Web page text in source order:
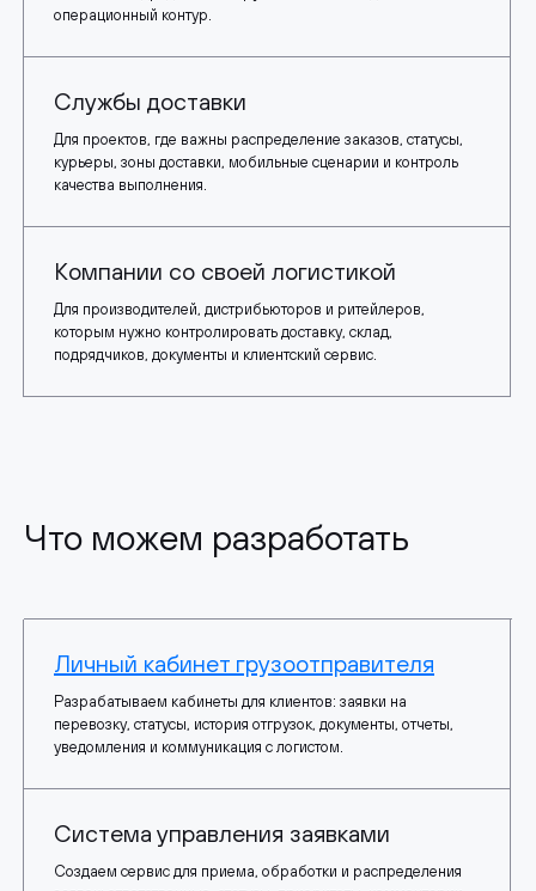
операционный контур.
Службы доставки
Для проектов, где важны распределение заказов, статусы,
курьеры, зоны доставки, мобильные сценарии и контроль
качества выполнения.
Компании со своей логистикой
Для производителей, дистрибьюторов и ритейлеров,
которым нужно контролировать доставку, склад,
подрядчиков, документы и клиентский сервис.
Что можем разработать
Личный кабинет грузоотправителя
Разрабатываем кабинеты для клиентов: заявки на
перевозку, статусы, история отгрузок, документы, отчеты,
уведомления и коммуникация с логистом.
Система управления заявками
Создаем сервис для приема, обработки и распределения